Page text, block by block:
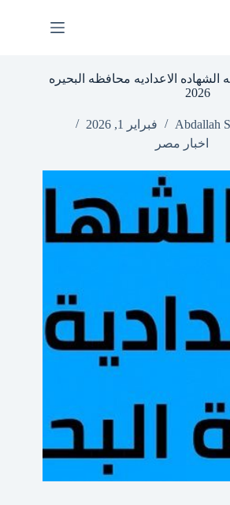
الشهاده الاعداديه محافظه البحيره
2026
Abdallah
فبراير 1, 2026
اخبار مصر